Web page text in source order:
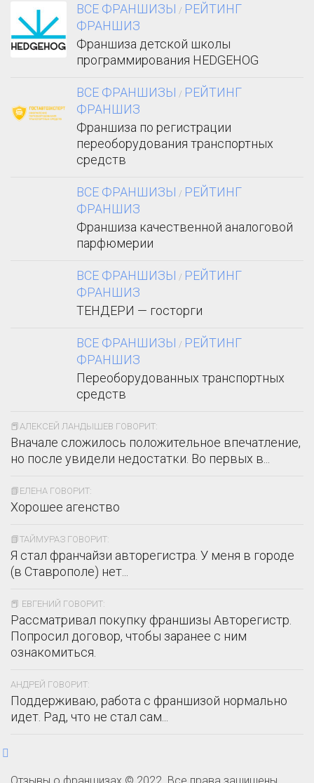
ВСЕ ФРАНШИЗЫ / РЕЙТИНГ
ФРАНШИЗ
Франшиза детской школы
программирования HEDGEHOG
ВСЕ ФРАНШИЗЫ / РЕЙТИНГ
ФРАНШИЗ
Франшиза по регистрации
переоборудования транспортных
средств
ВСЕ ФРАНШИЗЫ / РЕЙТИНГ
ФРАНШИЗ
Франшиза качественной аналоговой
парфюмерии
ВСЕ ФРАНШИЗЫ / РЕЙТИНГ
ФРАНШИЗ
ТЕНДЕРИ — госторги
ВСЕ ФРАНШИЗЫ / РЕЙТИНГ
ФРАНШИЗ
Переоборудованных транспортных
средств
📕АЛЕКСЕЙ ЛАНДЫШЕВ ГОВОРИТ:
Вначале сложилось положительное впечатление,
но после увидели недостатки. Во первых в...
📗ЕЛЕНА ГОВОРИТ:
Хорошее агенство
📗ТАЙМУРАЗ ГОВОРИТ:
Я стал франчайзи авторегистра. У меня в городе
(в Ставрополе) нет...
📕 ЕВГЕНИЙ ГОВОРИТ:
Рассматривал покупку франшизы Авторегистр.
Попросил договор, чтобы заранее с ним
ознакомиться.
АНДРЕЙ ГОВОРИТ:
Поддерживаю, работа с франшизой нормально
идет. Рад, что не стал сам...
Отзывы о франшизах © 2022. Все права защищены.